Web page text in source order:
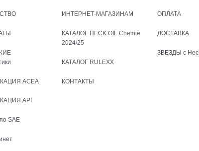
ACEA
API
SAE
ИНТЕРНЕТ-МАГАЗИНАМ
КАТАЛОГ HECK OIL Chemie
2024/25
КАТАЛОГ RULEXX
КОНТАКТЫ
ОПЛАТА
ДОСТАВКА
ЗВЕЗДЫ с